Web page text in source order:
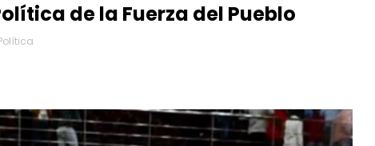
de la Fuerza del Pueblo